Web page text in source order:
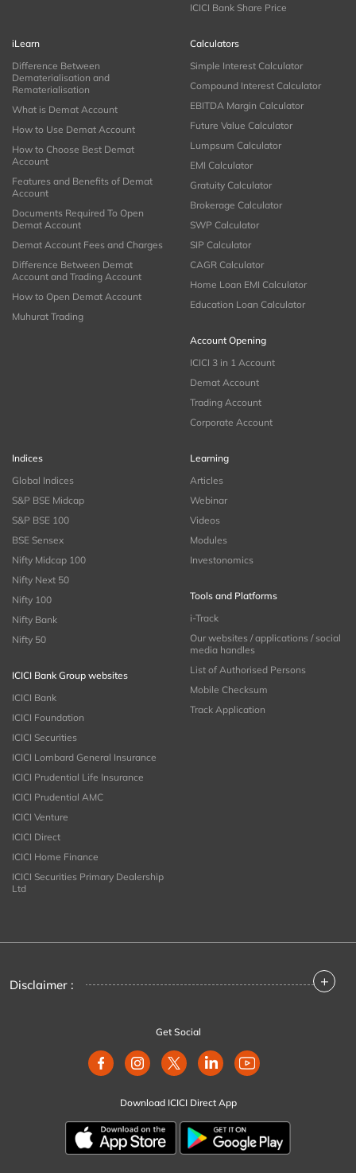
ICICI Bank Share Price
iLearn
Difference Between
Dematerialisation and
Rematerialisation
What is Demat Account
How to Use Demat Account
How to Choose Best Demat
Account
Features and Benefits of Demat
Account
Documents Required To Open
Demat Account
Demat Account Fees and Charges
Difference Between Demat
Account and Trading Account
How to Open Demat Account
Muhurat Trading
Calculators
Simple Interest Calculator
Compound Interest Calculator
EBITDA Margin Calculator
Future Value Calculator
Lumpsum Calculator
EMI Calculator
Gratuity Calculator
Brokerage Calculator
SWP Calculator
SIP Calculator
CAGR Calculator
Home Loan EMI Calculator
Education Loan Calculator
Account Opening
ICICI 3 in 1 Account
Demat Account
Trading Account
Corporate Account
Indices
Global Indices
S&P BSE Midcap
S&P BSE 100
BSE Sensex
Nifty Midcap 100
Nifty Next 50
Nifty 100
Nifty Bank
Nifty 50
ICICI Bank Group websites
ICICI Bank
ICICI Foundation
ICICI Securities
ICICI Lombard General Insurance
ICICI Prudential Life Insurance
ICICI Prudential AMC
ICICI Venture
ICICI Direct
ICICI Home Finance
ICICI Securities Primary Dealership
Ltd
Learning
Articles
Webinar
Videos
Modules
Investonomics
Tools and Platforms
i-Track
Our websites / applications / social
media handles
List of Authorised Persons
Mobile Checksum
Track Application
Disclaimer : +
Get Social
Download ICICI Direct App